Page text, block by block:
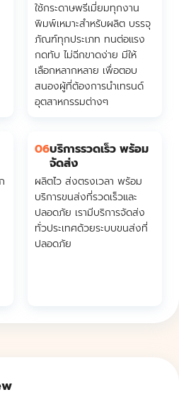
ใช้กระดาษพรีเมี่ยมทุกงาน
พิมพ์เหมาะสำหรับผลิต บรรจุ
ภัณฑ์ทุกประเภท ทนต่อแรง
กดทับ ไม่ฉีกขาดง่าย มีให้
เลือกหลากหลาย เพื่อตอบ
สนองผู้ที่ต้องการนำเทรนด์
อุตสาหกรรมต่างๆ
06บริการรวดเร็ว พร้อม
จัดส่ง
ผลิตไว ส่งตรงเวลา พร้อม
บริการขนส่งที่รวดเร็วและ
ปลอดภัย เรามีบริการจัดส่ง
ทั่วประเทศด้วยระบบขนส่งที่
ปลอดภัย